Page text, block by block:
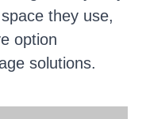
they use,
option
solutions.